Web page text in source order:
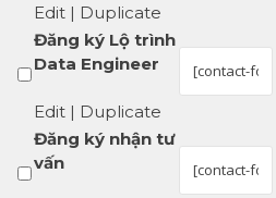
Edit | Duplicate
Đăng ký Lộ trình
Data Engineer
Edit | Duplicate
Đăng ký nhận tư
vấn